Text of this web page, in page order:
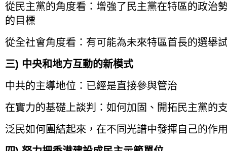
從民主黨的角度看：增強了民主黨在特區的政治
的目標
從全社會角度看：有可能為未來特區首長的選舉
三) 中央和地方互動的新模式
中共的主導地位：已經是直接參與管治
在實力的基礎上談判：如何加固、開拓民主黨的
泛民如何團結起來，在不同光譜中發揮自己的作